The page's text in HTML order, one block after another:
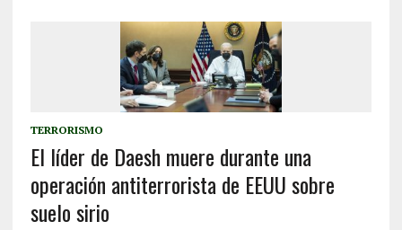
TERRORISMO
El líder de Daesh muere durante una
operación antiterrorista de EEUU sobre
suelo sirio